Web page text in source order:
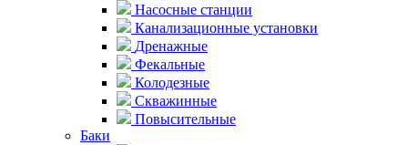
Насосные станции
Канализационные установки
Дренажные
Фекальные
Колодезные
Скважинные
Повысительные
Баки